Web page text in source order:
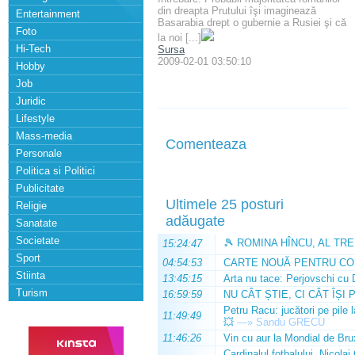
Entertainment
Foto
Hi-Tech
Hobby
Job
Juridic
Lifestyle
Mass-media
Personale
Politica si Politici
Publicitate
Religie
Sanatate
Societate
Sport
Stiinta
Turism
din dreapta Prutului îşi imaginează
Basarabia drept o gubernie a Rusiei şi că
la noi [...]
Sursa
2009-02-01 03:50:10
Comenteaza
Ultimele 25 posturi
adăugate
15:24:47
🎾 ROMINA HÎNCU, AL
04:54:53
CARTE NOUĂ PENTRU
13:45:15
Arta nu tace: Perjovschi cu
16:59:59
NU CÂT ȘTIE, CI CÂT ÎȘI
11:49:49
Petru Racu: jucători pe pile
💥 —» Sandu GRECU
11:46:26
Vin cu aur la Mondial de